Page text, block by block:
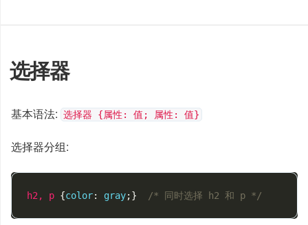
选择器
基本语法: 选择器 {属性: 值; 属性: 值}
选择器分组:
h2 , p {color: gray;} /* 同时选择 h2 和 p */